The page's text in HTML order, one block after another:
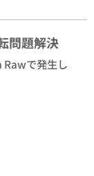
問題解決
で発生し